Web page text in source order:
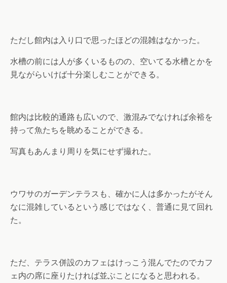
ただし館内は入り口で思ったほどの混雑はなかった。
水槽の前には人が多くいるものの、空いてる水槽とかを
見ながらいけば十分楽しむことができる。
館内は比較的通路も広いので、激混みでなければ余裕を
持って魚たちを眺めることができる。
写真もあんまり周りを気にせず撮れた。
ウワサのガーデンテラスも、確かに人は多かったがそん
なに混雑しているという感じではなく、普通に見て回れ
た。
ただ、テラス併設のカフェはけっこう混んでたのでカフ
ェ内の席に座りたければ並ぶことになると思われる。